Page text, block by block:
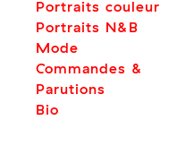
Portraits couleur
Portraits N&B
Mode
Commandes &
Parutions
Bio